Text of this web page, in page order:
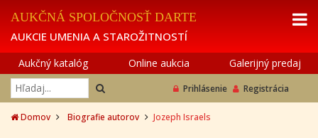
AUKČNÁ SPOLOČNOSŤ DARTE
AUKCIE UMENIA A STAROŽITNOSTÍ
Aukčný katalóg Online aukcia Galerijný predaj
Prihlásenie Registrácia
Domov Biografie autorov Jozeph Israels